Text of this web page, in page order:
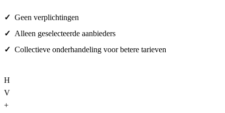
Geen verplichtingen
Alleen geselecteerde aanbieders
Collectieve onderhandeling voor betere tarieven
H
V
+